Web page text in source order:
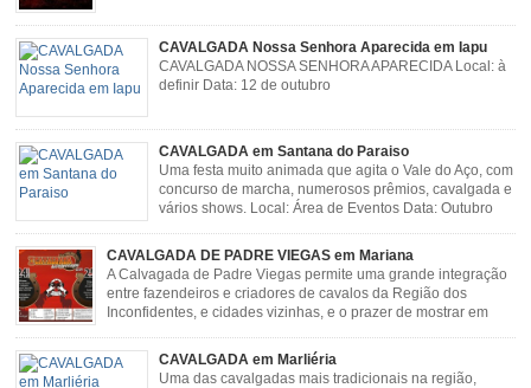
CAVALGADA Nossa Senhora Aparecida em Iapu
CAVALGADA NOSSA SENHORA APARECIDA Local: à
definir Data: 12 de outubro
CAVALGADA em Santana do Paraiso
Uma festa muito animada que agita o Vale do Aço, com
concurso de marcha, numerosos prêmios, cavalgada e
vários shows. Local: Área de Eventos Data: Outubro
CAVALGADA DE PADRE VIEGAS em Mariana
A Calvagada de Padre Viegas permite uma grande integração
entre fazendeiros e criadores de cavalos da Região dos
Inconfidentes, e cidades vizinhas, e o prazer de mostrar em
resgata cultura e saúde além de contar com apresentações musicais. Local:
Distrito de Padre Viegas, Antigo Campo de […]
CAVALGADA em Marliéria
Uma das cavalgadas mais tradicionais na região,